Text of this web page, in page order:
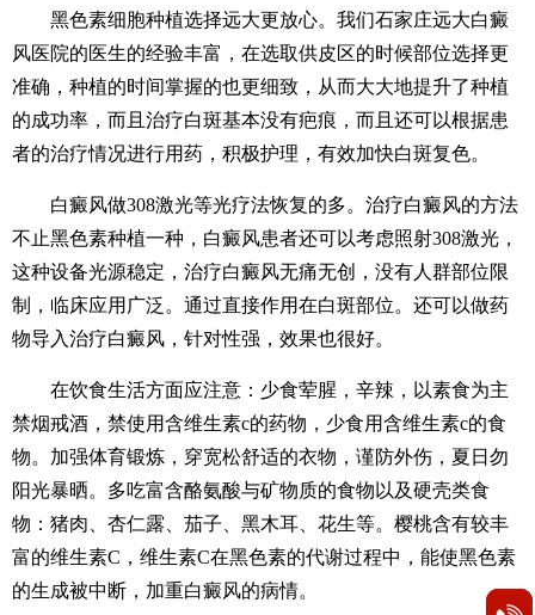
黑色素细胞种植选择远大更放心。我们石家庄远大白癜
风医院的医生的经验丰富，在选取供皮区的时候部位选择更
准确，种植的时间掌握的也更细致，从而大大地提升了种植
的成功率，而且治疗白斑基本没有疤痕，而且还可以根据患
者的治疗情况进行用药，积极护理，有效加快白斑复色。
白癜风做308激光等光疗法恢复的多。治疗白癜风的方法
不止黑色素种植一种，白癜风患者还可以考虑照射308激光，
这种设备光源稳定，治疗白癜风无痛无创，没有人群部位限
制，临床应用广泛。通过直接作用在白斑部位。还可以做药
物导入治疗白癜风，针对性强，效果也很好。
在饮食生活方面应注意：少食荤腥，辛辣，以素食为主
禁烟戒酒，禁使用含维生素c的药物，少食用含维生素c的食
物。加强体育锻炼，穿宽松舒适的衣物，谨防外伤，夏日勿
阳光暴晒。多吃富含酪氨酸与矿物质的食物以及硬壳类食
物：猪肉、杏仁露、茄子、黑木耳、花生等。樱桃含有较丰
富的维生素C，维生素C在黑色素的代谢过程中，能使黑色素
的生成被中断，加重白癜风的病情。